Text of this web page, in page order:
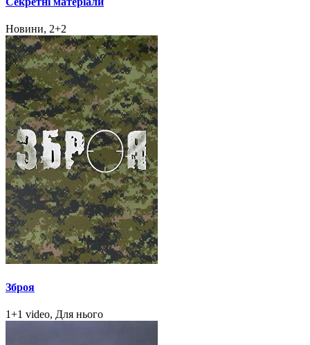
Новини, 2+2
Зброя
1+1 video, Для нього